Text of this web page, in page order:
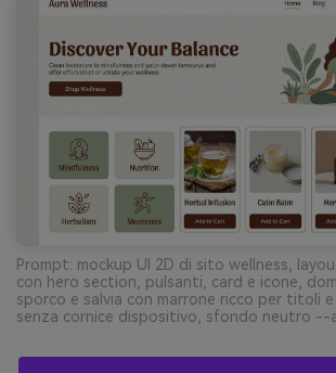
Prompt: mockup UI 2D di sito wellness,
con hero section, pulsanti, card e icone,
sporco e salvia con marrone ricco per titoli e
senza cornice dispositivo, sfondo neutro --